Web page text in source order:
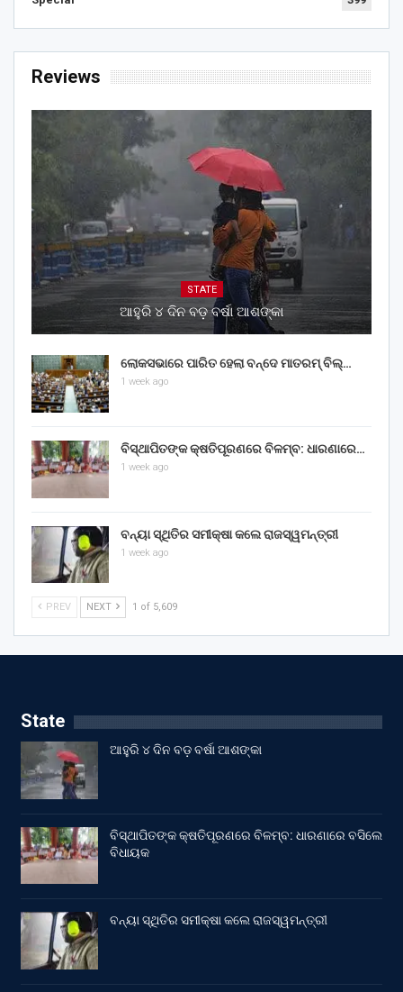
Reviews
STATE
ଆହୁରି ୪ ଦିନ ବଡ଼ ବର୍ଷା ଆଶଙ୍କା
ଲୋକସଭାରେ ପାରିତ ହେଲା ବନ୍ଦେ ମାତରମ୍‌ ବିଲ୍‌…
1 week ago
ବିସ୍ଥାପିତଙ୍କ କ୍ଷତିପୂରଣରେ ବିଳମ୍ବ: ଧାରଣାରେ…
1 week ago
ବନ୍ୟା ସ୍ଥିତିର ସମୀକ୍ଷା କଲେ ରାଜସ୍ୱମନ୍ତ୍ରୀ
1 week ago
PREV NEXT 1 of 5,609
State
ଆହୁରି ୪ ଦିନ ବଡ଼ ବର୍ଷା ଆଶଙ୍କା
ବିସ୍ଥାପିତଙ୍କ କ୍ଷତିପୂରଣରେ ବିଳମ୍ବ: ଧାରଣାରେ ବସିଲେ
ବିଧାୟକ
ବନ୍ୟା ସ୍ଥିତିର ସମୀକ୍ଷା କଲେ ରାଜସ୍ୱମନ୍ତ୍ରୀ